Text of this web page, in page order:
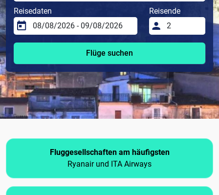
Reisedaten Reisende
Flüge suchen
Fluggesellschaften am häufigsten
Ryanair und ITA Airways